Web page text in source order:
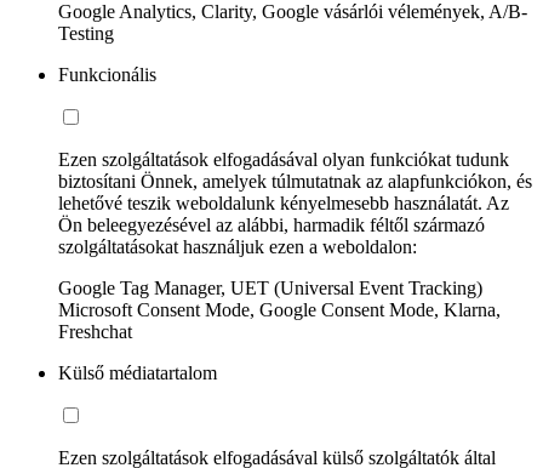
Google Analytics, Clarity, Google vásárlói vélemények, A/B-
Testing
Funkcionális
Ezen szolgáltatások elfogadásával olyan funkciókat tudunk
biztosítani Önnek, amelyek túlmutatnak az alapfunkciókon, és
lehetővé teszik weboldalunk kényelmesebb használatát. Az
Ön beleegyezésével az alábbi, harmadik féltől származó
szolgáltatásokat használjuk ezen a weboldalon:
Google Tag Manager, UET (Universal Event Tracking)
Microsoft Consent Mode, Google Consent Mode, Klarna,
Freshchat
Külső médiatartalom
Ezen szolgáltatások elfogadásával külső szolgáltatók által